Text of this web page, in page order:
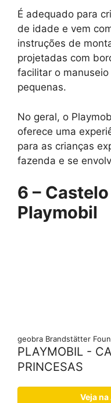
É adequado para
de idade e vem
instruções de
projetadas com
facilitar o
pequenas.
No geral, o
oferece uma
para as crianças
fazenda e se
6 –
Playmobil
geobra Brandstätter
PLAYMOBIL -
PRINCESAS
Veja